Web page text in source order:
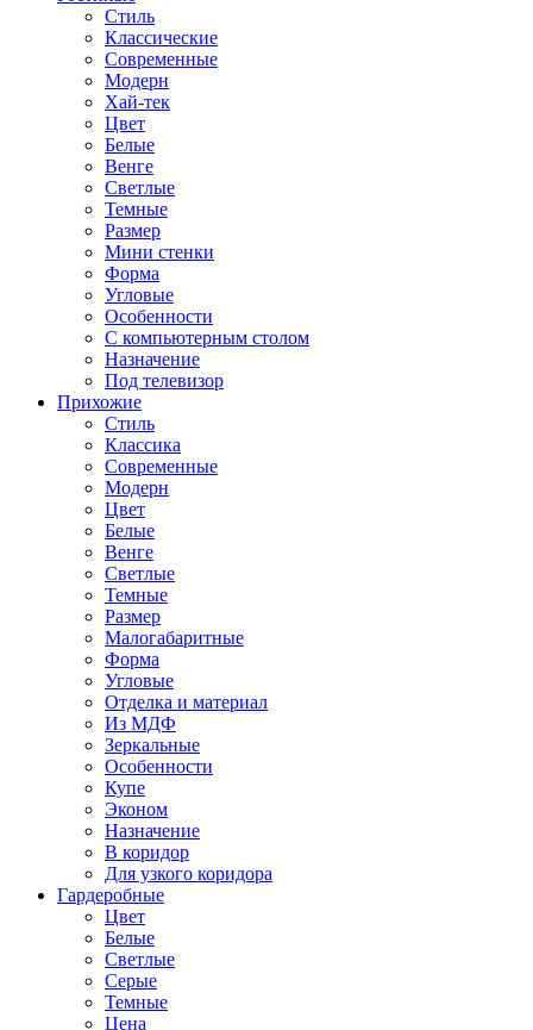
Стиль
Классические
Современные
Модерн
Хай-тек
Цвет
Белые
Венге
Светлые
Темные
Размер
Мини стенки
Форма
Угловые
Особенности
С компьютерным столом
Назначение
Под телевизор
Прихожие
Стиль
Классика
Современные
Модерн
Цвет
Белые
Венге
Светлые
Темные
Размер
Малогабаритные
Форма
Угловые
Отделка и материал
Из МДФ
Зеркальные
Особенности
Купе
Эконом
Назначение
В коридор
Для узкого коридора
Гардеробные
Цвет
Белые
Светлые
Серые
Темные
Цена